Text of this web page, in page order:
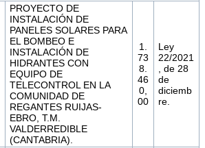
PROYECTO DE
INSTALACIÓN DE
PANELES SOLARES PARA
EL BOMBEO E
INSTALACIÓN DE
HIDRANTES CON
EQUIPO DE
TELECONTROL EN LA
COMUNIDAD DE
REGANTES RUIJAS-
EBRO, T.M.
VALDERREDIBLE
(CANTABRIA).
1.
73
8.
46
0,
00
Ley
22/2021
, de 28
de
diciemb
re.